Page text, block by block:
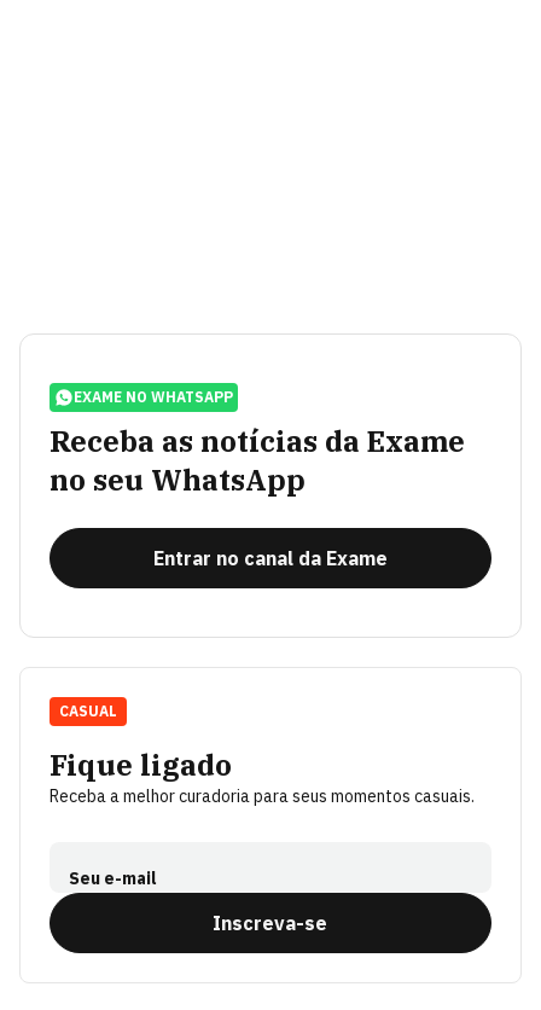
EXAME NO WHATSAPP
Receba as notícias da Exame
no seu WhatsApp
Entrar no canal da Exame
Fique ligado
Receba a melhor curadoria para seus momentos casuais.
Seu e-mail
Inscreva-se
CASUAL